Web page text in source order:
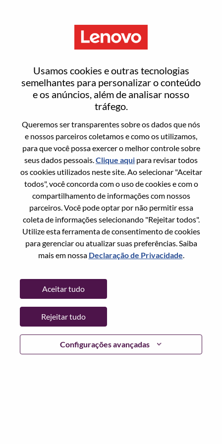
Usamos cookies e outras tecnologias
semelhantes para personalizar o conteúdo
e os anúncios, além de analisar nosso
tráfego.
Queremos ser transparentes sobre os dados que nós
e nossos parceiros coletamos e como os utilizamos,
para que você possa exercer o melhor controle sobre
seus dados pessoais.Clique aqui para revisar todos
os cookies utilizados neste site. Ao selecionar "Aceitar
todos", você concorda com o uso de cookies e com o
compartilhamento de informações com nossos
parceiros. Você pode optar por não permitir essa
coleta de informações selecionando "Rejeitar todos".
Utilize esta ferramenta de consentimento de cookies
para gerenciar ou atualizar suas preferências. Saiba
mais em nossa Declaração de Privacidade.
Configurações avançadas
Aceitar tudo
Rejeitar tudo
Redefinir senha
Tem certeza que deseja redefinir sua
Enter the email address associated with your
account, then click "Continue".
Vamos enviar por email um link para você
redefinir sua senha.
Redefinir senha com seu email
Email*
Continuar